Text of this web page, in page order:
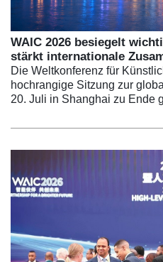
WAIC 2026 besiegelt
stärkt internationale
Die Weltkonferenz für
hochrangige Sitzung zur
20. Juli in Shanghai zu Ende